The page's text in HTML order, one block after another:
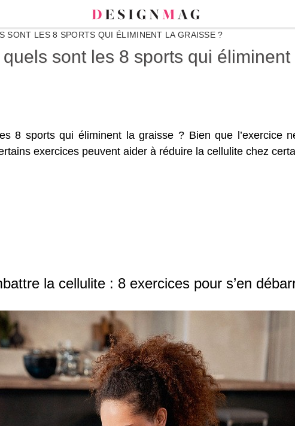
SONT LES 8 SPORTS QUI ÉLIMINENT LA GRAISSE ?
sont les 8 sports qui
8 sports qui éliminent la graisse ? Bien que l’exercice
exercices peuvent aider à réduire la cellulite chez
la cellulite : 8 exercices pour s’en